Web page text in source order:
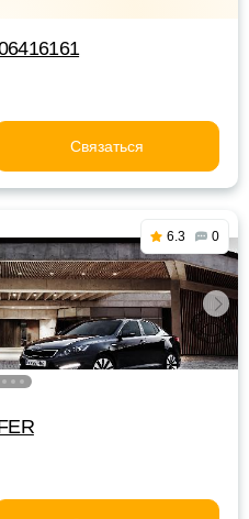
Связаться
6.3 0